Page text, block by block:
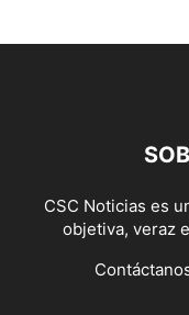
CSC Noticias es
objetiva, veraz